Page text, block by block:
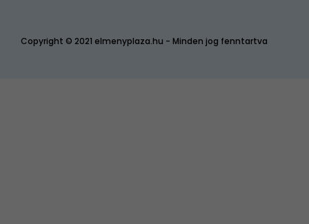
Copyright © 2021 elmenyplaza.hu - Minden jog fenntartva